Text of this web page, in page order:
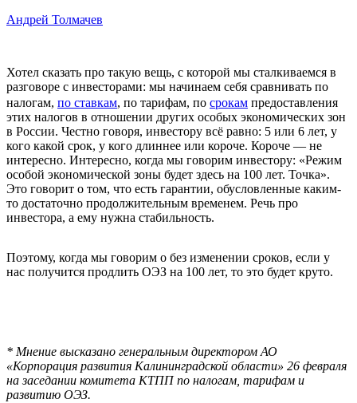
Андрей Толмачев
Хотел сказать про такую вещь, с которой мы сталкиваемся в
разговоре с инвесторами: мы начинаем себя сравнивать по
налогам, по ставкам, по тарифам, по срокам предоставления
этих налогов в отношении других особых экономических зон
в России. Честно говоря, инвестору всё равно: 5 или 6 лет, у
кого какой срок, у кого длиннее или короче. Короче — не
интересно. Интересно, когда мы говорим инвестору: «Режим
особой экономической зоны будет здесь на 100 лет. Точка».
Это говорит о том, что есть гарантии, обусловленные каким-
то достаточно продолжительным временем. Речь про
инвестора, а ему нужна стабильность.
Поэтому, когда мы говорим о без изменении сроков, если у
нас получится продлить ОЭЗ на 100 лет, то это будет круто.
* Мнение высказано генеральным директором АО
«Корпорация развития Калининградской области» 26 февраля
на заседании комитета КТПП по налогам, тарифам и
развитию ОЭЗ.